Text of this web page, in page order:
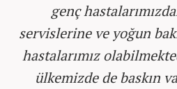
genç
servislerine ve yoğun
hastalarımız
ülkemizde de baskın